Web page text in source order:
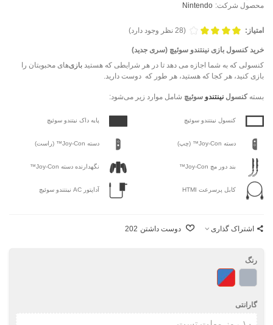
محصول شرکت: Nintendo
امتیاز: (28 نظر وجود دارد)
خرید کنسول بازی نینتندو سوئیچ (سری جدید)
کنسولی که به شما اجازه می دهد تا در هر شرایطی که هستید بازی‌های محبوبتان را
بازی کنید، هر کجا که هستید، هر طور که دوست دارید.
بسته کنسول نینتندو سوئیچ شامل موارد زیر می‌شود:
کنسول نینتندو سوئیچ پایه داک نیتندو سوئیچ
دسته Joy‑Con™ (چپ) دسته Joy‑Con™ (راست)
بند دور مچ Joy‑Con™ نگهدارنده دسته Joy‑Con™
کابل پرسرعت HTMI آداپتور AC نینتندو سوئیچ
اشتراک گذاری دوست داشتن 202
رنگ
خاکستری
آبی
/
گارانتی